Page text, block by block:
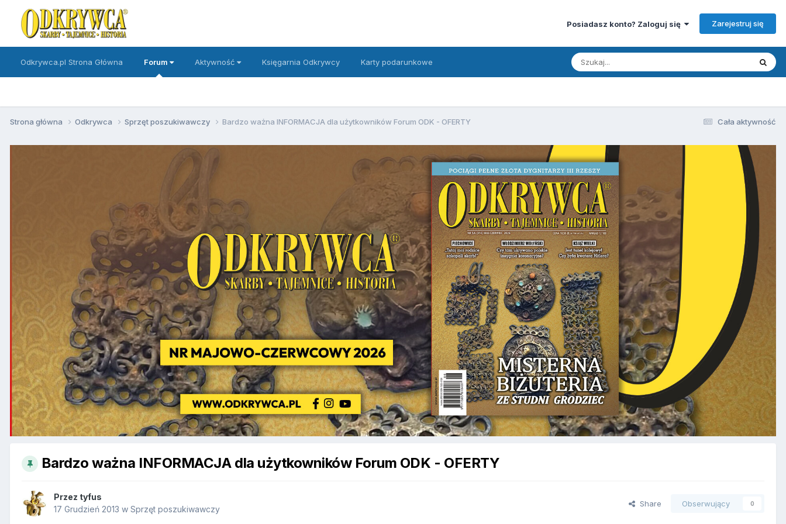
Posiadasz konto? Zaloguj się Zarejestruj się
Odkrywca.pl Strona Główna Forum Aktywność Księgarnia Odkrywcy Karty podarunkowe
Cała aktywność
Strona główna Odkrywca Sprzęt poszukiwawczy Bardzo ważna INFORMACJA dla użytkowników Forum ODK - OFERTY
Bardzo ważna INFORMACJA dla użytkowników Forum ODK - OFERTY
Przez tyfus
17 Grudzień 2013 w Sprzęt poszukiwawczy
Share Obserwujący 0